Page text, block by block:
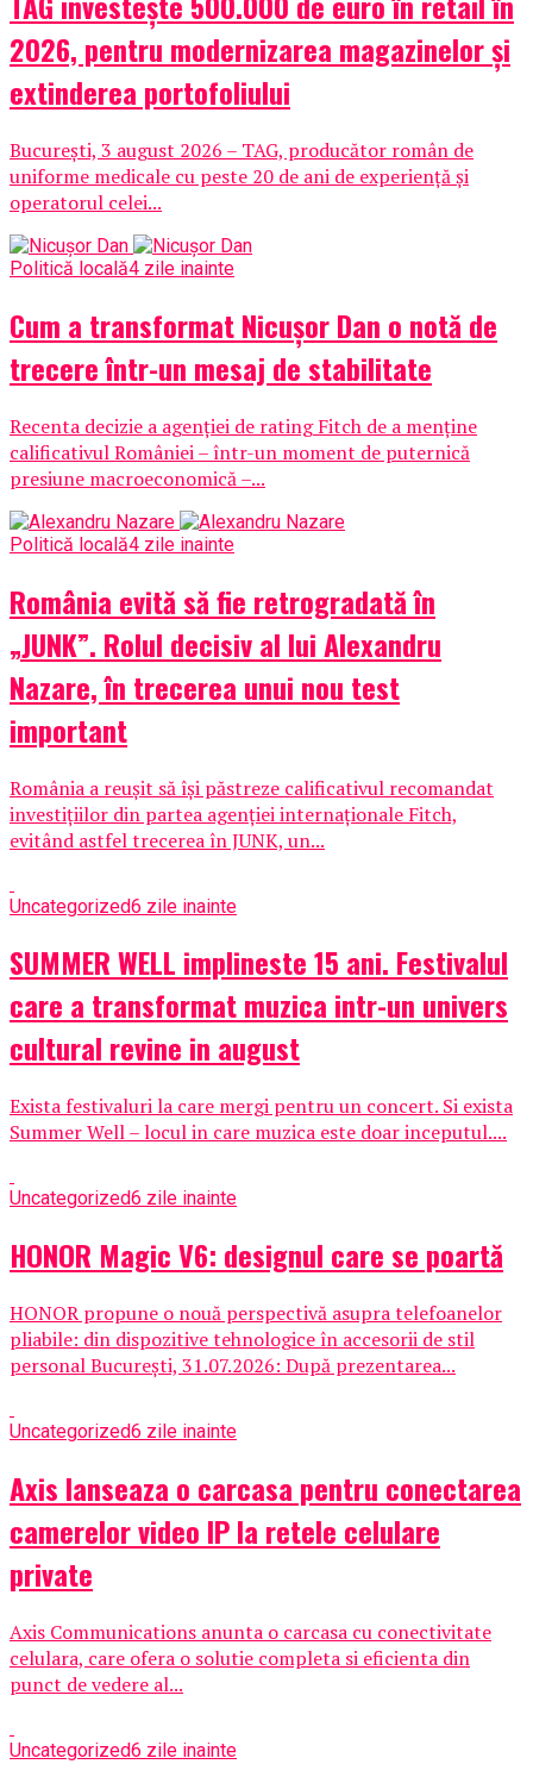
2026, pentru modernizarea magazinelor și
extinderea portofoliului
București, 3 august 2026 – TAG, producător român de
uniforme medicale cu peste 20 de ani de experiență și
operatorul celei...
Politică locală4 zile inainte
Cum a transformat Nicușor Dan o notă de
trecere într-un mesaj de stabilitate
Recenta decizie a agenției de rating Fitch de a menține
calificativul României – într-un moment de puternică
presiune macroeconomică –...
Politică locală4 zile inainte
România evită să fie retrogradată în
„JUNK”. Rolul decisiv al lui Alexandru
Nazare, în trecerea unui nou test
important
România a reușit să își păstreze calificativul recomandat
investițiilor din partea agenției internaționale Fitch,
evitând astfel trecerea în JUNK, un...
Uncategorized6 zile inainte
SUMMER WELL implineste 15 ani. Festivalul
care a transformat muzica intr-un univers
cultural revine in august
Exista festivaluri la care mergi pentru un concert. Si exista
Summer Well – locul in care muzica este doar inceputul....
Uncategorized6 zile inainte
HONOR Magic V6: designul care se poartă
HONOR propune o nouă perspectivă asupra telefoanelor
pliabile: din dispozitive tehnologice în accesorii de stil
personal București, 31.07.2026: După prezentarea...
Uncategorized6 zile inainte
Axis lanseaza o carcasa pentru conectarea
camerelor video IP la retele celulare
private
Axis Communications anunta o carcasa cu conectivitate
celulara, care ofera o solutie completa si eficienta din
punct de vedere al...
Uncategorized6 zile inainte